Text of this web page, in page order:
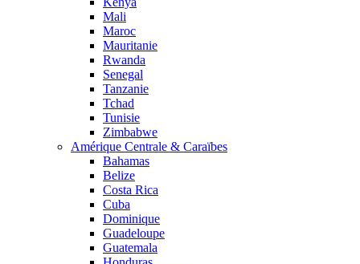
Mali
Maroc
Mauritanie
Rwanda
Senegal
Tanzanie
Tchad
Tunisie
Zimbabwe
Amérique Centrale & Caraïbes
Bahamas
Belize
Costa Rica
Cuba
Dominique
Guadeloupe
Guatemala